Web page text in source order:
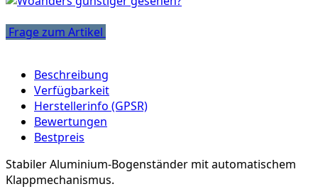
Frage zum Artikel
Beschreibung
Verfügbarkeit
Herstellerinfo (GPSR)
Bewertungen
Bestpreis
Stabiler Aluminium-Bogenständer mit automatischem
Klappmechanismus.